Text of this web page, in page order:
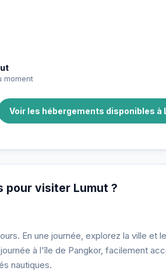
moment
Voir les hébergements disponibles à
pour visiter Lumut ?
En une journée, explorez la ville et
à l'île de Pangkor, facilement
nautiques.